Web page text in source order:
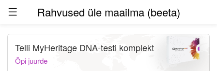
Rahvused üle maailma (beeta)
Telli MyHeritage DNA-testi komplekt
Õpi juurde